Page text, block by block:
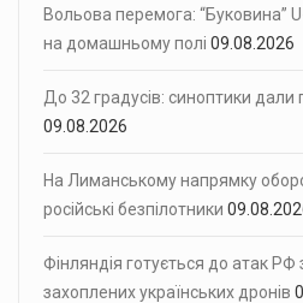
Вольова перемога: “Буковина”
на домашньому полі 09.08.2026
До 32 градусів: синоптики дали
09.08.2026
На Лиманському напрямку
російські безпілотники
Фінляндія готується до атак
захоплених українських дронів